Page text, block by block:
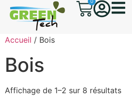
Accueil / Bois
Bois
Affichage de 1–2 sur 8 résultats